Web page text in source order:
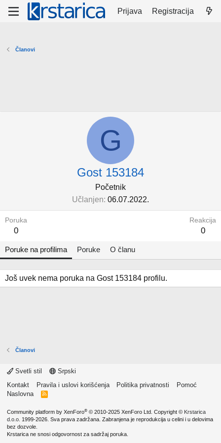
Prijava Registracija
Članovi
G
Gost 153184
Početnik
Učlanjen 06.07.2022.
Poruka
0
Reakcija
0
Poruke na profilima Poruke O članu
Još uvek nema poruka na Gost 153184 profilu.
Članovi
Svetli stil
Srpski
Kontakt
Pravila i uslovi korišćenja Politika privatnosti
Pomoć
Naslovna
R
Community platform by XenForo® © 2010-2025 XenForo Ltd. Copyright © Krstarica
d.o.o. 1999-2026. Sva prava zadržana. Zabranjena je reprodukcija u celini i u delovima
bez dozvole.
Krstarica ne snosi odgovornost za sadržaj poruka.